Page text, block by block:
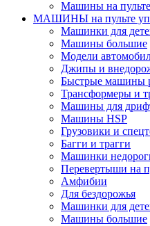
Машины на пульте
МАШИНЫ на пульте
Машинки для
Машины большие
Модели
Джипы и
Быстрые машины
Трансформеры и
Машины для
Машины HSP
Грузовики и
Багги и трагги
Машинки
Перевертыши на
Амфибии
Для бездорожья
Машинки для
Машины большие